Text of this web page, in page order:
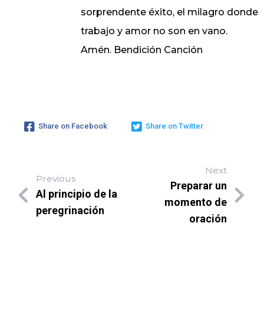
sorprendente éxito, el milagro donde
trabajo y amor no son en vano.
Amén. Bendición Canción
Share on Facebook Share on Twitter
Previous
Al principio de la
peregrinación
Next
Preparar un
momento de
oración